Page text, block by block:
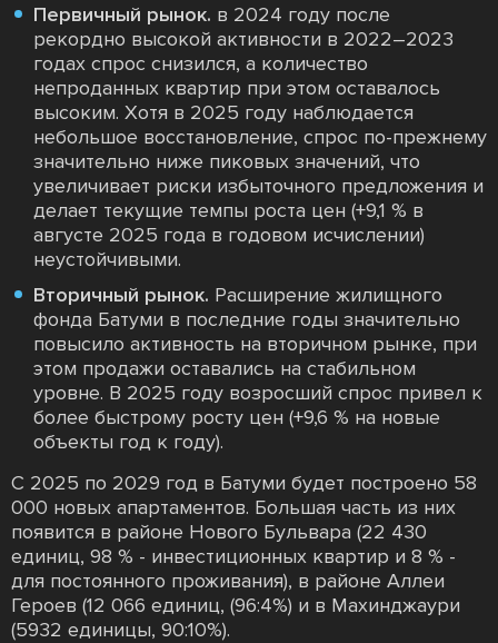
Первичный рынок. в 2024 году после
рекордно высокой активности в 2022–2023
годах спрос снизился, а количество
непроданных квартир при этом оставалось
высоким. Хотя в 2025 году наблюдается
небольшое восстановление, спрос по-прежнему
значительно ниже пиковых значений, что
увеличивает риски избыточного предложения и
делает текущие темпы роста цен (+9,1 % в
августе 2025 года в годовом исчислении)
неустойчивыми.
Вторичный рынок. Расширение жилищного
фонда Батуми в последние годы значительно
повысило активность на вторичном рынке, при
этом продажи оставались на стабильном
уровне. В 2025 году возросший спрос привел к
более быстрому росту цен (+9,6 % на новые
объекты год к году).
С 2025 по 2029 год в Батуми будет построено 58
000 новых апартаментов. Большая часть из них
появится в районе Нового Бульвара (22 430
единиц, 98 % - инвестиционных квартир и 8 % -
для постоянного проживания), в районе Аллеи
Героев (12 066 единиц, (96:4%) и в Махинджаури
(5932 единицы, 90:10%).